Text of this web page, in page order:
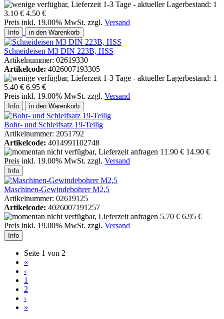
3.10 € 4.50 €
Preis inkl. 19.00% MwSt. zzgl. Versand
Info in den Warenkorb
Schneideisen M3 DIN 223B, HSS
Artikelnummer: 02619330
Artikelcode: 4026007193305
5.40 € 6.95 €
Preis inkl. 19.00% MwSt. zzgl. Versand
Info in den Warenkorb
Bohr- und Schleifsatz 19-Teilig
Artikelnummer: 2051792
Artikelcode: 4014991102748
11.90 € 14.90 €
Preis inkl. 19.00% MwSt. zzgl. Versand
Info
Maschinen-Gewindebohrer M2,5
Artikelnummer: 02619125
Artikelcode: 4026007191257
5.70 € 6.95 €
Preis inkl. 19.00% MwSt. zzgl. Versand
Info
Seite 1 von 2
«
‹
1
2
›
»